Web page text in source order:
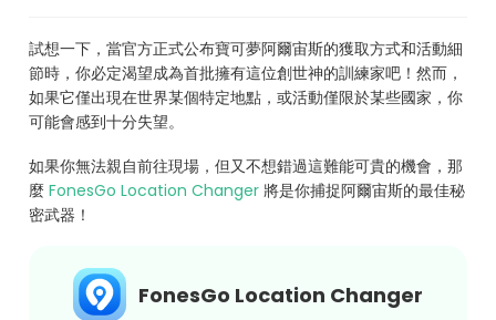
試想一下，當官方正式公布寶可夢阿爾宙斯的獲取方式和活動細
節時，你必定渴望成為首批擁有這位創世神的訓練家吧！然而，
如果它僅出現在世界某個特定地點，或活動僅限於某些國家，你
可能會感到十分失望。
如果你無法親自前往現場，但又不想錯過這難能可貴的機會，那
麼FonesGo Location Changer 將是你捕捉阿爾宙斯的最佳秘
密武器！
FonesGo Location Changer